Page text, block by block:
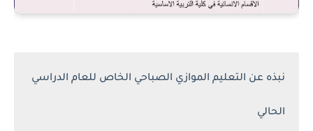
نبذه عن التعليم الموازي الصباحي الخاص للعام الدراسي
الحالي